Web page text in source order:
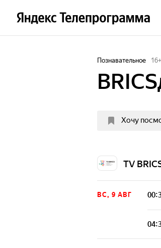
Познавательное 16+
Хочу
TV
ВС, 9 АВГ